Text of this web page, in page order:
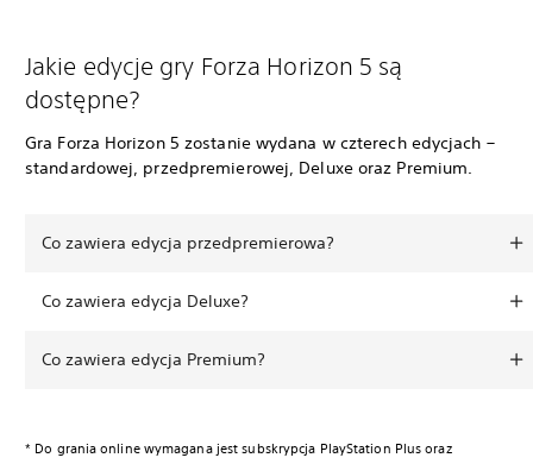
Jakie edycje gry Forza Horizon 5 są
dostępne?
Gra Forza Horizon 5 zostanie wydana w czterech edycjach –
standardowej, przedpremierowej, Deluxe oraz Premium.
Co zawiera edycja przedpremierowa?
Co zawiera edycja Deluxe?
Co zawiera edycja Premium?
* Do grania online wymagana jest subskrypcja PlayStation Plus oraz